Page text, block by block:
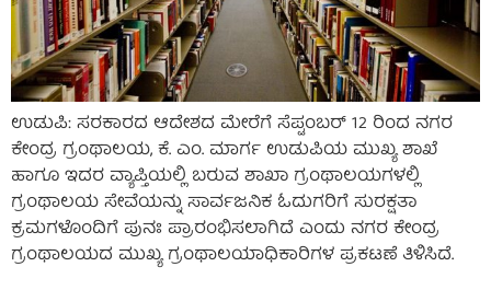
ಉಡುಪಿ: ಸರಕಾರದ ಆದೇಶದ ಮೇರೆಗೆ ಸೆಪ್ಟಂಬರ್ 12 ರಿಂದ ನಗರ
ಕೇಂದ್ರ ಗ್ರಂಥಾಲಯ, ಕೆ. ಎಂ. ಮಾರ್ಗ ಉಡುಪಿಯ ಮುಖ್ಯ ಶಾಖೆ
ಹಾಗೂ ಇದರ ವ್ಯಾಪ್ತಿಯಲ್ಲಿ ಬರುವ ಶಾಖಾ ಗ್ರಂಥಾಲಯಗಳಲ್ಲಿ
ಗ್ರಂಥಾಲಯ ಸೇವೆಯನ್ನು ಸಾರ್ವಜನಿಕ ಓದುಗರಿಗೆ ಸುರಕ್ಷತಾ
ಕ್ರಮಗಳೊಂದಿಗೆ ಪುನಃ ಪ್ರಾರಂಭಿಸಲಾಗಿದೆ ಎಂದು ನಗರ ಕೇಂದ್ರ
ಗ್ರಂಥಾಲಯದ ಮುಖ್ಯ ಗ್ರಂಥಾಲಯಾಧಿಕಾರಿಗಳ ಪ್ರಕಟಣೆ ತಿಳಿಸಿದೆ.